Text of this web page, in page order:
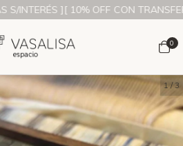
INTERÉS ][ 10% OFF CON
0
1/3